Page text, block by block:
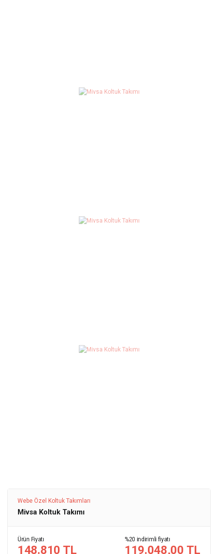
Webe Özel Koltuk Takımları
Mivsa Koltuk Takımı
Ürün Fiyatı
148.810 TL
%20 indirimli fiyatı
119.048,00 TL